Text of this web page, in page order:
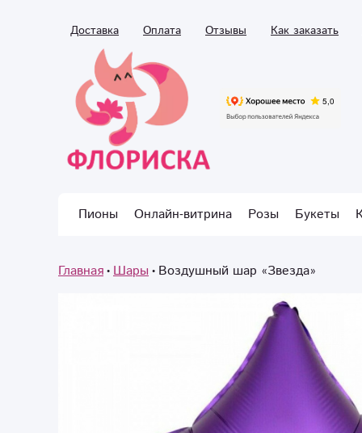
Доставка Оплата Отзывы Как заказать
Пионы Онлайн-витрина Розы Букеты
Главная Шары Воздушный шар «Звезда»